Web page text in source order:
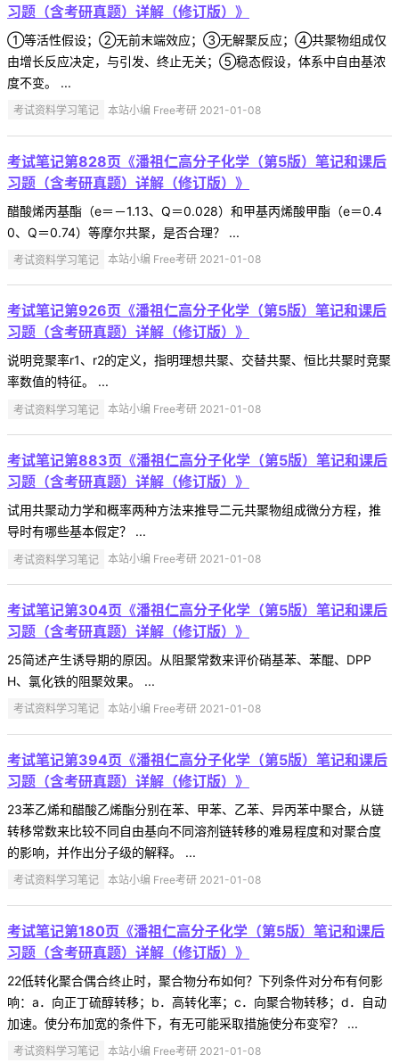
习题（含考研真题）详解（修订版）》
①等活性假设；②无前末端效应；③无解聚反应；④共聚物组成仅
由增长反应决定，与引发、终止无关；⑤稳态假设，体系中自由基浓
度不变。 ...
考试资料学习笔记 本站小编 Free考研 2021-01-08
考试笔记第828页《潘祖仁高分子化学（第5版）笔记和课后
习题（含考研真题）详解（修订版）》
醋酸烯丙基酯（e＝－1.13、Q＝0.028）和甲基丙烯酸甲酯（e＝0.4
0、Q＝0.74）等摩尔共聚，是否合理？ ...
考试资料学习笔记 本站小编 Free考研 2021-01-08
考试笔记第926页《潘祖仁高分子化学（第5版）笔记和课后
习题（含考研真题）详解（修订版）》
说明竞聚率r1、r2的定义，指明理想共聚、交替共聚、恒比共聚时竞聚
率数值的特征。 ...
考试资料学习笔记 本站小编 Free考研 2021-01-08
考试笔记第883页《潘祖仁高分子化学（第5版）笔记和课后
习题（含考研真题）详解（修订版）》
试用共聚动力学和概率两种方法来推导二元共聚物组成微分方程，推
导时有哪些基本假定？ ...
考试资料学习笔记 本站小编 Free考研 2021-01-08
考试笔记第304页《潘祖仁高分子化学（第5版）笔记和课后
习题（含考研真题）详解（修订版）》
25简述产生诱导期的原因。从阻聚常数来评价硝基苯、苯醌、DPP
H、氯化铁的阻聚效果。 ...
考试资料学习笔记 本站小编 Free考研 2021-01-08
考试笔记第394页《潘祖仁高分子化学（第5版）笔记和课后
习题（含考研真题）详解（修订版）》
23苯乙烯和醋酸乙烯酯分别在苯、甲苯、乙苯、异丙苯中聚合，从链
转移常数来比较不同自由基向不同溶剂链转移的难易程度和对聚合度
的影响，并作出分子级的解释。 ...
考试资料学习笔记 本站小编 Free考研 2021-01-08
考试笔记第180页《潘祖仁高分子化学（第5版）笔记和课后
习题（含考研真题）详解（修订版）》
22低转化聚合偶合终止时，聚合物分布如何？下列条件对分布有何影
响：a．向正丁硫醇转移；b．高转化率；c．向聚合物转移；d．自动
加速。使分布加宽的条件下，有无可能采取措施使分布变窄？ ...
考试资料学习笔记 本站小编 Free考研 2021-01-08